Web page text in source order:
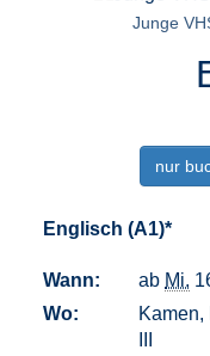
Junge
nur
Englisch (A1)*
Wann: ab Mi.
Wo: